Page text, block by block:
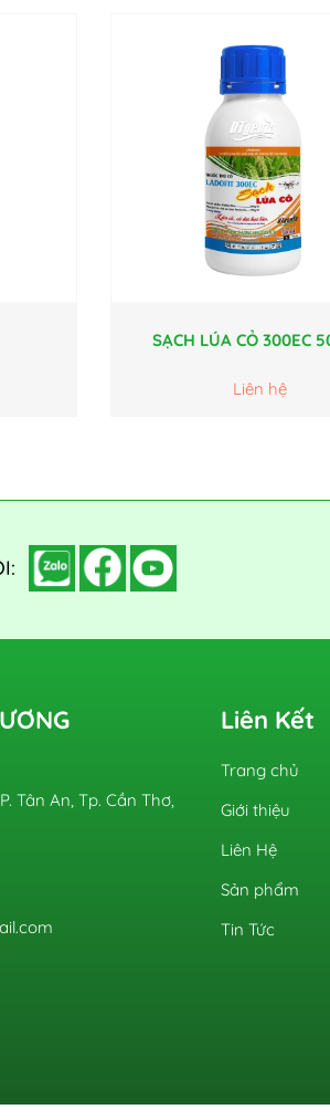
SẠCH LÚA CỎ 300EC
Liên hệ
Tân An, Tp. Cần Thơ,
Liên Kết
Trang chủ
Giới thiệu
Liên Hệ
Sản phẩm
Tin Tức